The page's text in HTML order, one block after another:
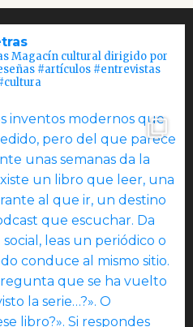
Magacín cultural dirigido por
#artículos #entrevistas